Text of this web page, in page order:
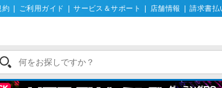
約 ご利用ガイド サービス＆サポート 店舗情報 請求書払